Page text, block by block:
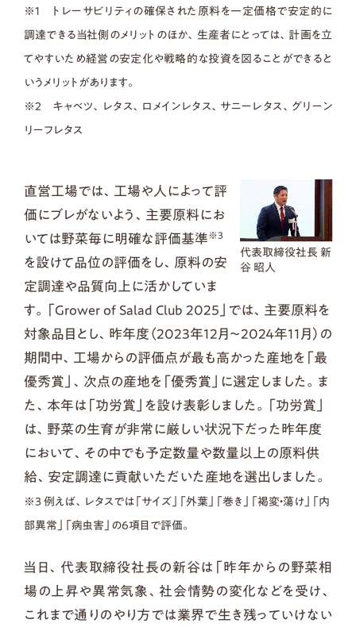
※1 トレーサビリティの確保された原料を一定価格で安定的に
調達できる当社側のメリットのほか、生産者にとっては、計画を立
てやすいため経営の安定化や戦略的な投資を図ることができると
いうメリットがあります。
※2 キャベツ、レタス、ロメインレタス、サニーレタス、グリーン
リーフレタス
代表取締役社長 新
谷 昭人
直営工場では、工場や人によって評
価にブレがないよう、主要原料にお
いては野菜毎に明確な評価基準※3
を設けて品位の評価をし、原料の安
定調達や品質向上に活かしていま
す。「Grower of Salad Club 2025」では、主要原料を
対象品目とし、昨年度（2023年12月～2024年11月）の
期間中、工場からの評価点が最も高かった産地を「最
優秀賞」、次点の産地を「優秀賞」に選定しました。ま
た、本年は「功労賞」を設け表彰しました。「功労賞」
は、野菜の生育が非常に厳しい状況下だった昨年度
において、その中でも予定数量や数量以上の原料供
給、安定調達に貢献いただいた産地を選出しました。
※3 例えば、レタスでは「サイズ」「外葉」「巻き」「褐変・蕩け」「内
部異常」「病虫害」の6項目で評価。
当日、代表取締役社長の新谷は「昨年からの野菜相
場の上昇や異常気象、社会情勢の変化などを受け、
これまで通りのやり方では業界で生き残っていけない